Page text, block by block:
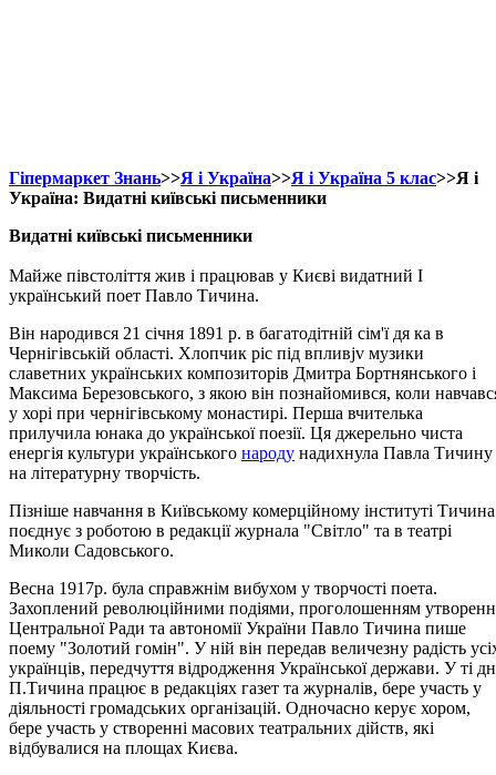
Гіпермаркет Знань>>Я і Україна>>Я і Україна 5 клас>>Я і
Україна: Видатні київські письменники
Видатні київські письменники
Майже півстоліття жив і працював у Києві видатний І
український поет Павло Тичина.
Він народився 21 січня 1891 р. в багатодітній сім'ї дя ка в
Чернігівській області. Хлопчик ріс під впливjv музики
славетних українських композиторів Дмитра Бортнянського і
Максима Березовського, з якою він познайомився, коли
у хорі при чернігівському монастирі. Перша вчителька
прилучила юнака до української поезії. Ця джерельно чиста
енергія культури українського народу надихнула Павла Тичину
на літературну творчість.
Пізніше навчання в Київському комерційному інституті Тичина
поєднує з роботою в редакції журнала "Світло" та в театрі
Миколи Садовського.
Весна 1917р. була справжнім вибухом у творчості поета.
Захоплений революційними подіями, проголошенням
Центральної Ради та автономії України Павло Тичина пише
поему "Золотий гомін". У ній він передав величезну радість
українців, передчуття відродження Української держави. У ті
П.Тичина працює в редакціях газет та журналів, бере участь у
діяльності громадських організацій. Одночасно керує хором,
бере участь у створенні масових театральних дійств, які
відбувалися на площах Києва.